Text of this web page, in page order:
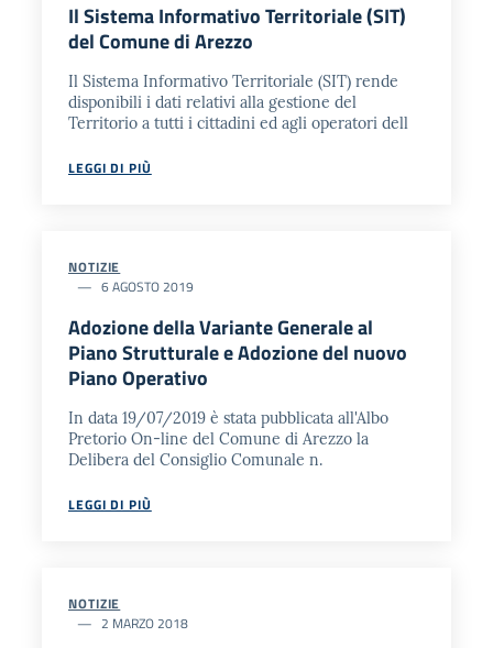
Il Sistema Informativo Territoriale (SIT)
del Comune di Arezzo
Il Sistema Informativo Territoriale (SIT) rende
disponibili i dati relativi alla gestione del
Territorio a tutti i cittadini ed agli operatori dell
LEGGI DI PIÙ
NOTIZIE
6 AGOSTO 2019
Adozione della Variante Generale al
Piano Strutturale e Adozione del nuovo
Piano Operativo
In data 19/07/2019 è stata pubblicata all'Albo
Pretorio On-line del Comune di Arezzo la
Delibera del Consiglio Comunale n.
LEGGI DI PIÙ
NOTIZIE
2 MARZO 2018